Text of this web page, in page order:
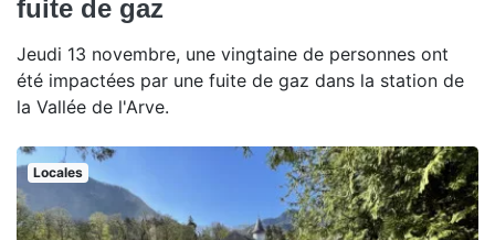
fuite de gaz
Jeudi 13 novembre, une vingtaine de personnes ont
été impactées par une fuite de gaz dans la station de
la Vallée de l'Arve.
Locales